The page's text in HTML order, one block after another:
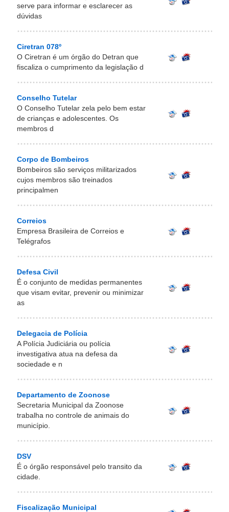
serve para informar e esclarecer as
dúvidas
Ciretran 078º
O Ciretran é um órgão do Detran que
fiscaliza o cumprimento da legislação d
Conselho Tutelar
O Conselho Tutelar zela pelo bem estar
de crianças e adolescentes. Os
membros d
Corpo de Bombeiros
Bombeiros são serviços militarizados
cujos membros são treinados
principalmen
Correios
Empresa Brasileira de Correios e
Telégrafos
Defesa Civil
É o conjunto de medidas permanentes
que visam evitar, prevenir ou minimizar
as
Delegacia de Polícia
A Polícia Judiciária ou polícia
investigativa atua na defesa da
sociedade e n
Departamento de Zoonose
Secretaria Municipal da Zoonose
trabalha no controle de animais do
município.
DSV
É o órgão responsável pelo transito da
cidade.
Fiscalização Municipal